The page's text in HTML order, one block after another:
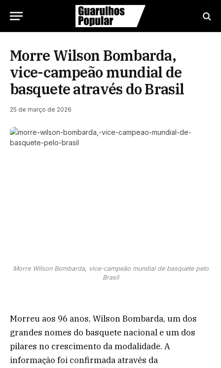
Morre Wilson Bombarda,
vice-campeão mundial de
basquete através do Brasil
25 de março de 2026
Morre Wilson Bombarda, vice-campeão mundial de basquete pelo
Brasil
Morreu aos 96 anos, Wilson Bombarda, um dos
grandes nomes do basquete nacional e um dos
pilares no crescimento da modalidade. A
informação foi confirmada através da